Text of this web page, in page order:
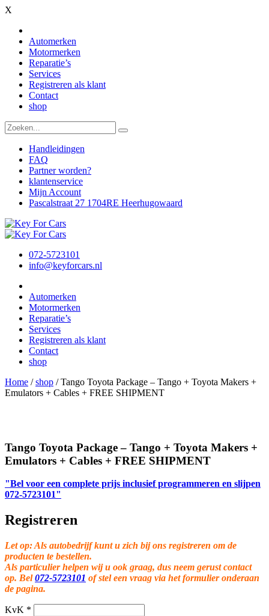
X
Automerken
Motormerken
Reparatie’s
Services
Registreren als klant
Contact
shop
Handleidingen
FAQ
Partner worden?
klantenservice
Mijn Account
Pascalstraat 27 1704RE Heerhugowaard
072-5723101
info@keyforcars.nl
Automerken
Motormerken
Reparatie’s
Services
Registreren als klant
Contact
shop
Home /shop /Tango Toyota Package – Tango + Toyota Makers +
Emulators + Cables + FREE SHIPMENT
Tango Toyota Package – Tango + Toyota Makers +
Emulators + Cables + FREE SHIPMENT
"Bel voor een complete prijs inclusief programmeren en slijpen
072-5723101"
Registreren
Let op: Als autobedrijf kunt u zich bij ons registreren om de
producten te bestellen.
Als particulier helpen wij u ook graag, dus neem gerust contact
op. Bel072-5723101 of stel een vraag via het formulier onderaan
de pagina.
KvK *